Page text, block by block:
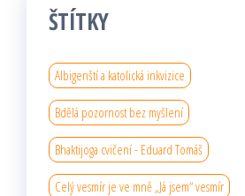
ŠTÍTKY
Albigenští a katolická inkvizice
Bdělá pozornost bez myšlení
Bhaktijoga cvičení - Eduard Tomáš
Celý vesmír je ve mně „Já jsem“ vesmír